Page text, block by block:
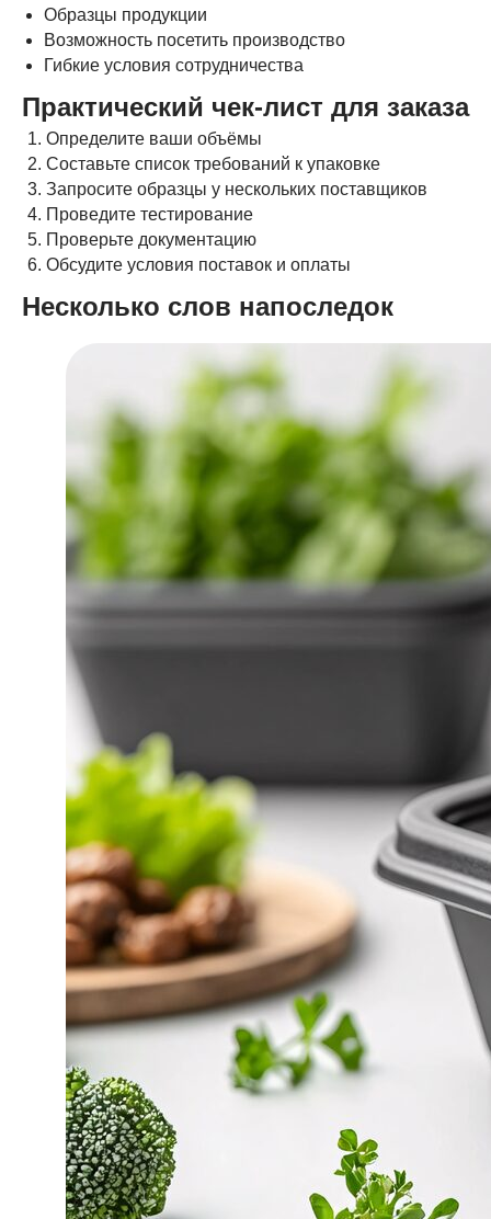
Образцы продукции
Возможность посетить производство
Гибкие условия сотрудничества
Практический чек-лист для заказа
Определите ваши объёмы
Составьте список требований к упаковке
Запросите образцы у нескольких поставщиков
Проведите тестирование
Проверьте документацию
Обсудите условия поставок и оплаты
Несколько слов напоследок